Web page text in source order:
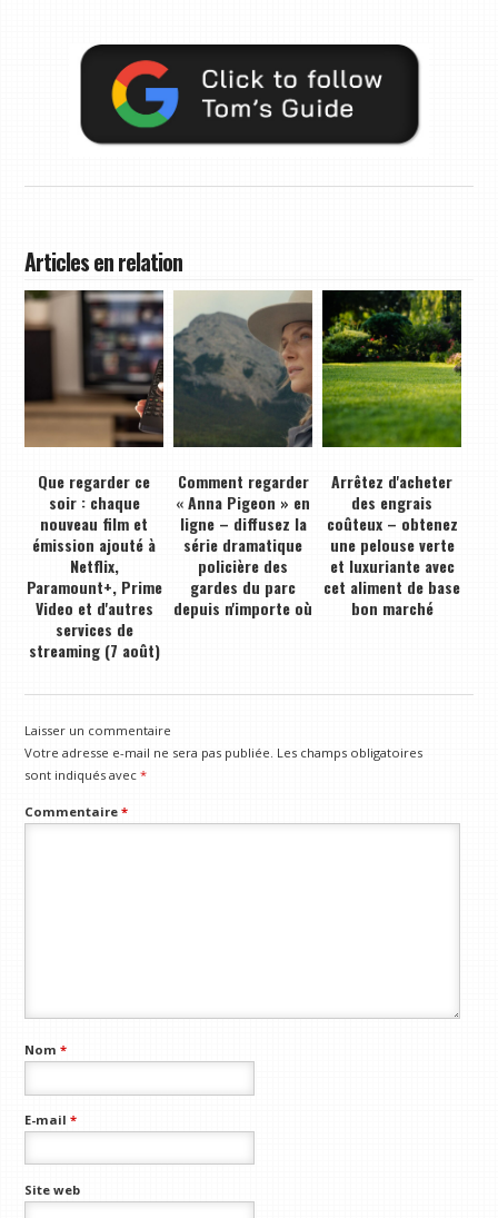
Articles en relation
Que regarder ce
soir : chaque
nouveau film et
émission ajouté à
Netflix,
Paramount+, Prime
Video et d'autres
services de
streaming (7 août)
Comment regarder
« Anna Pigeon » en
ligne – diffusez la
série dramatique
policière des
gardes du parc
depuis n'importe où
Arrêtez d'acheter
des engrais
coûteux – obtenez
une pelouse verte
et luxuriante avec
cet aliment de base
bon marché
Laisser un commentaire
Votre adresse e-mail ne sera pas publiée. Les champs obligatoires
sont indiqués avec*
Commentaire*
Nom*
E-mail*
Site web